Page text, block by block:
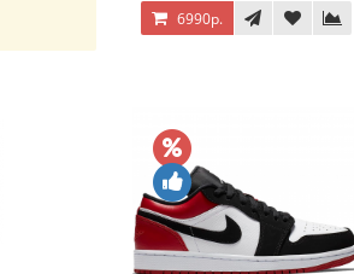
6990р.